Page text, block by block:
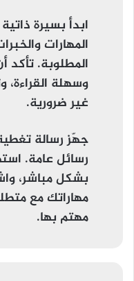
ابدأ بسيرة
المهارات
المطلوبة. تأكد
وسهلة
غير ضرورية.
جهّز رسالة
رسائل عامة.
بشكل مباشر،
مهاراتك مع
مهتم بها.